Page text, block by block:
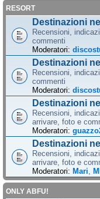
RESORT
Destinazioni
Recensioni,
commenti
Moderatori:
Destinazioni
Recensioni,
commenti
Moderatori:
Destinazioni
Recensioni,
arrivare, foto e
Moderatori:
Destinazioni
Recensioni,
arrivare, foto e
Moderatori: Mari
ONLY ABFU!